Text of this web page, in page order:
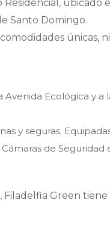
ubicado
Santo Domingo.
únicas,
Ecológica y a
y seguras.
de Seguridad
Green